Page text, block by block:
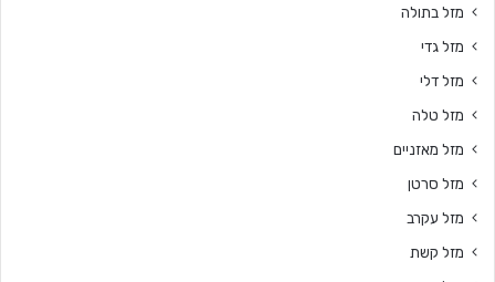
מזל בתולה
מזל גדי
מזל דלי
מזל טלה
מזל מאזניים
מזל סרטן
מזל עקרב
מזל קשת